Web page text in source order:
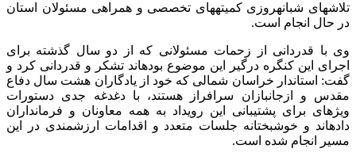
تلاشهای شبانهروزی کمیتههای تخصصی و همراهی مسئولان استان
در حال انجام است.
وی با قدردانی از زحمات مسئولانی که از دو سال گذشته برای
اجرای این کنگره درگیر این موضوع بودهاند تشکر و قدردانی کرد و
گفت: استاندار خراسان شمالی که خود از یادگاران هشت سال دفاع
مقدس و ازجانبازان سرافراز هستند، با دغدغه جدی دستورات
ویژهای برای پشتیبانی این رویداد به همه معاونان و فرمانداران
دادهاند و خوشبختانه جلسات متعدد و اقدامات ارزشمندی در این
مسیر انجام شده است.